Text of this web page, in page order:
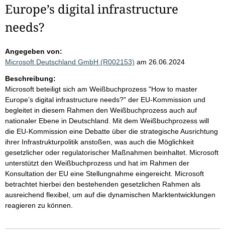
Europe’s digital infrastructure
needs?
Angegeben von:
Microsoft Deutschland GmbH (R002153) am 26.06.2024
Beschreibung:
Microsoft beteiligt sich am Weißbuchprozess "How to master
Europe’s digital infrastructure needs?" der EU-Kommission und
begleitet in diesem Rahmen den Weißbuchprozess auch auf
nationaler Ebene in Deutschland. Mit dem Weißbuchprozess will
die EU-Kommission eine Debatte über die strategische Ausrichtung
ihrer Infrastrukturpolitik anstoßen, was auch die Möglichkeit
gesetzlicher oder regulatorischer Maßnahmen beinhaltet. Microsoft
unterstützt den Weißbuchprozess und hat im Rahmen der
Konsultation der EU eine Stellungnahme eingereicht. Microsoft
betrachtet hierbei den bestehenden gesetzlichen Rahmen als
ausreichend flexibel, um auf die dynamischen Marktentwicklungen
reagieren zu können.